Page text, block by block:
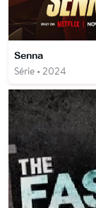
Senna
Série • 2024